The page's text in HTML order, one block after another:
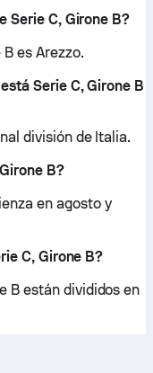
Serie C, Girone B?
es Arezzo.
Serie C, Girone B
división de Italia.
B?
en agosto y
C, Girone B?
B están divididos en